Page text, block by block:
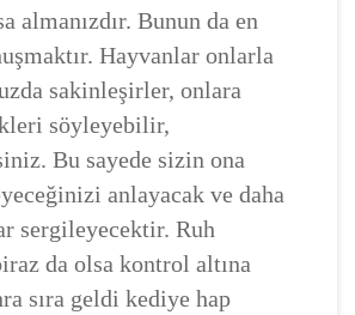
almanızdır. Bunun da en
Hayvanlar onlarla
sakinleşirler, onlara
söyleyebilir,
Bu sayede sizin ona
anlayacak ve daha
sergileyecektir. Ruh
da olsa kontrol altına
sıra geldi kediye hap